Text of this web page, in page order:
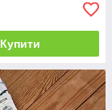
Купити